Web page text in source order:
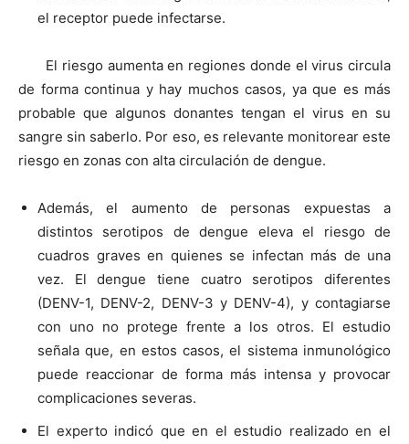
el receptor puede infectarse.
El riesgo aumenta en regiones donde el virus circula
de forma continua y hay muchos casos, ya que es más
probable que algunos donantes tengan el virus en su
sangre sin saberlo. Por eso, es relevante monitorear este
riesgo en zonas con alta circulación de dengue.
Además, el aumento de personas expuestas a
distintos serotipos de dengue eleva el riesgo de
cuadros graves en quienes se infectan más de una
vez. El dengue tiene cuatro serotipos diferentes
(DENV-1, DENV-2, DENV-3 y DENV-4), y contagiarse
con uno no protege frente a los otros. El estudio
señala que, en estos casos, el sistema inmunológico
puede reaccionar de forma más intensa y provocar
complicaciones severas.
El experto indicó que en el estudio realizado en el